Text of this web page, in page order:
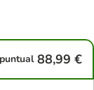
88,99 €